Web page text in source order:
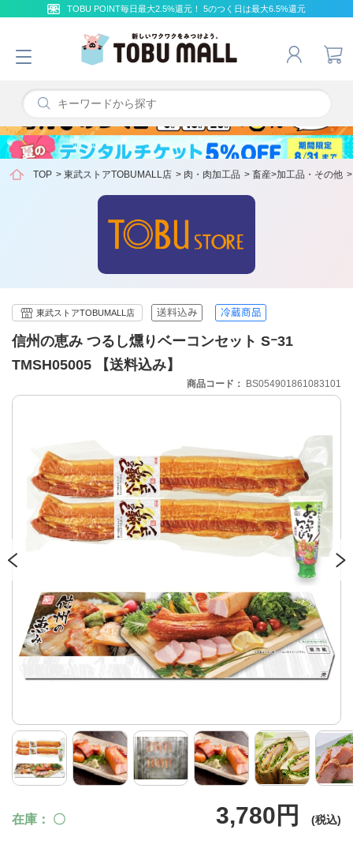
TOBU POINT毎日最大2.5%還元！ 5のつく日は最大6.5%還元
TOP > 東武ストアTOBUMALL店 > 肉・肉加工品 > 畜産>加工品・その他
信州の恵み つるし燻りベーコンセット Sｰ31
TMSH05005 【送料込み】
東武ストアTOBUMALL店
在庫 〇 3,780円
商品コード BS054901861083101